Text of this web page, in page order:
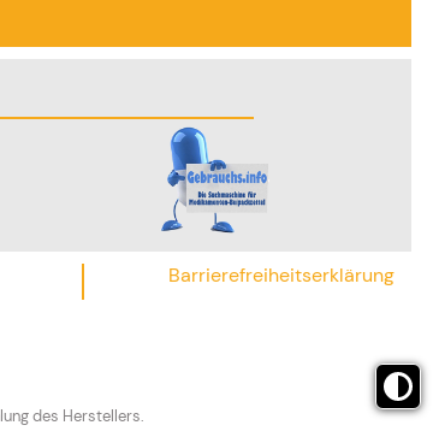
Barrierefreiheitserklärung
des Herstellers.